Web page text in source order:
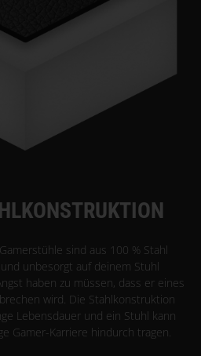
sind aus 100 % Stahl
unbesorgt auf deinem Stuhl
haben zu müssen, dass er eines
wird. Die Stahlkonstruktion
Lebensdauer und ein Stuhl kann
Gamer-Karriere hindurch tragen.